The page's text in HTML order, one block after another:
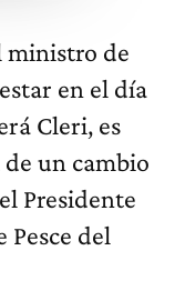
ministro de
en el día
Cleri, es
de un cambio
Presidente
Pesce del